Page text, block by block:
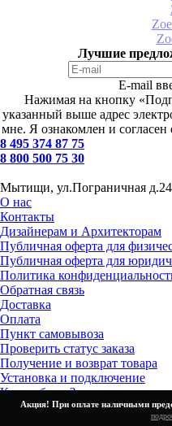
Акция! При оплате наличными
Лучшие
E-mail
Нажимая на кнопку
указанный выше адрес
мне. Я ознакомлен и согласен
8 495 374 87 75
8 800 500 75 30
Мытищи, ул.Пограничная д.24
О нас
Контакты
Дизайнерам и Архитекторам
Публичная оферта для
Публичная оферта для
Политика
Обратная связь
Доставка
Оплата
Пункт самовывоза
Проверить статус заказа
Получение и возврат товара
Установка и подключение
Как выбрать?
Скидки %